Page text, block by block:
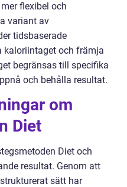
flexibel och
variant av
tidsbaserade
kaloriintaget och främja
begränsas till specifika
och behålla resultat.
om
Diet
Diet och
resultat. Genom att
sätt har